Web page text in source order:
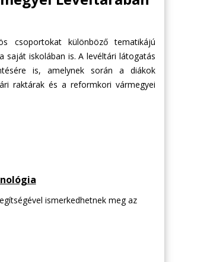
csoportokat különböző tematikájú
saját iskolában is. A levéltári látogatás
is, amelynek során a diákok
raktárak és a reformkori vármegyei
ismerkedhetnek meg az